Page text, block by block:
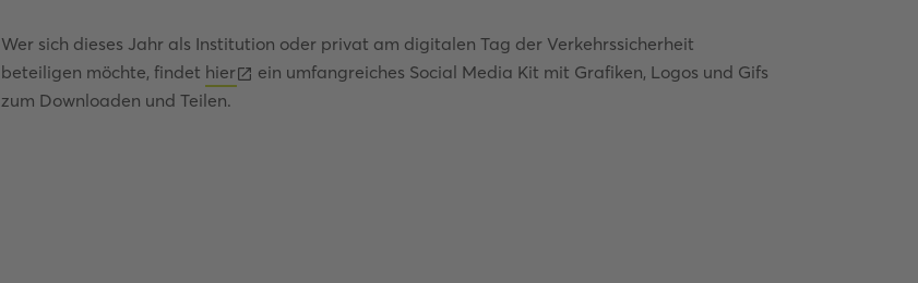
Wer sich dieses Jahr als Institution oder privat am digitalen Tag der Verkehrssicherheit
beteiligen möchte, findet hier
ein umfangreiches Social Media Kit mit Grafiken, Logos und Gifs
zum Downloaden und Teilen.